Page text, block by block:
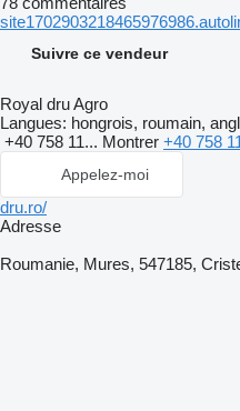
Suivre ce vendeur
Royal dru Agro
Langues: hongrois, roumain,
+40 758 11... Montrer +40 758
Appelez-moi
dru.ro/
Adresse
Roumanie, Mures, 547185,